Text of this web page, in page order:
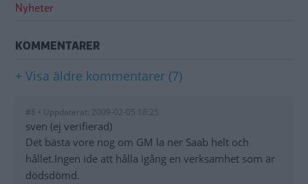
Nyheter
KOMMENTARER
+ Visa äldre kommentarer (7)
#8 • Uppdaterat: 2009-02-05 18:25
sven (ej verifierad)
Det bästa vore nog om GM la ner Saab helt och
hållet.Ingen ide att hålla igång en verksamhet som är
dödsdömd.